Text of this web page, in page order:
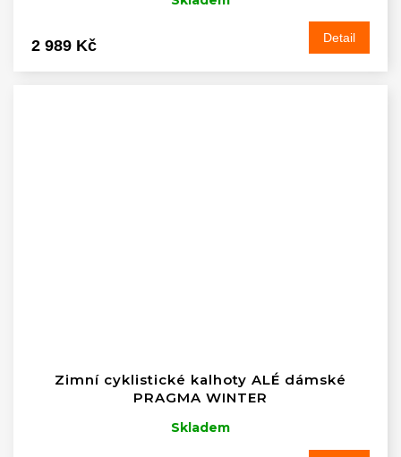
2 989 Kč Detail
Zimní cyklistické kalhoty ALÉ dámské
PRAGMA WINTER
Skladem